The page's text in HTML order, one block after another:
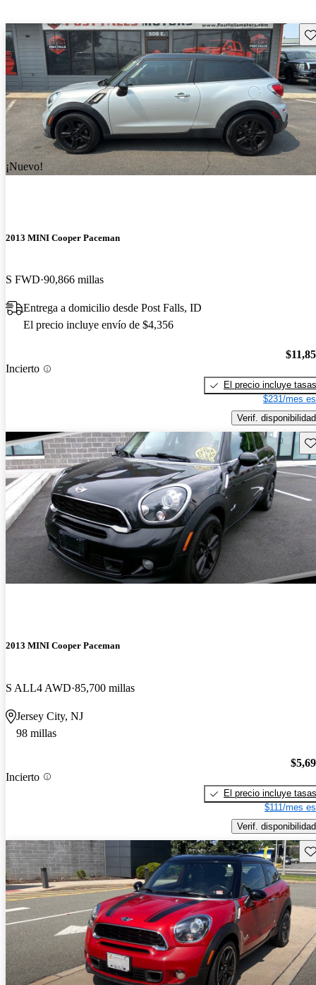
¡Nuevo!
2013 MINI Cooper Paceman
S FWD 90,866 millas
Entrega a domicilio desde Post Falls, ID
El precio incluye envío de $4,356
Incierto
El precio incluye tasas
$231/mes
Verif. disponibilidad
2013 MINI Cooper Paceman
S ALL4 AWD 85,700 millas
Jersey City, NJ
98 millas
Incierto
El precio incluye tasas
$111/mes
Verif. disponibilidad